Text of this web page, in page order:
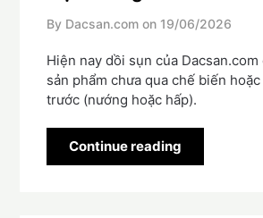
By Dacsan.com on 19/06/2026
Hiện nay dồi sụn của Dacsan.com
sản phẩm chưa qua chế biến
trước (nướng hoặc hấp).
Continue reading